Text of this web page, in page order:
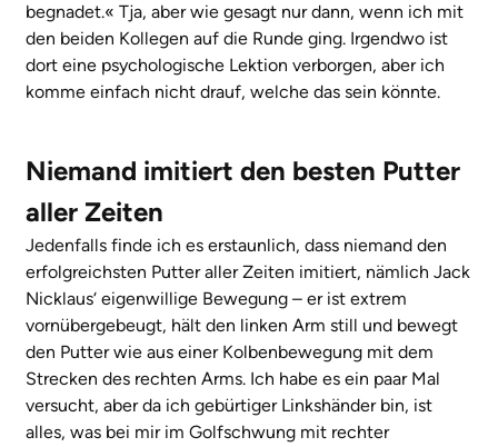
begnadet.« Tja, aber wie gesagt nur dann, wenn ich mit
den beiden Kollegen auf die Runde ging. Irgendwo ist
dort eine psychologische Lektion verborgen, aber ich
komme einfach nicht drauf, welche das sein könnte.
Niemand imitiert den besten Putter
aller Zeiten
Jedenfalls finde ich es erstaunlich, dass niemand den
erfolgreichsten Putter aller Zeiten imitiert, nämlich Jack
Nicklaus‘ eigenwillige Bewegung – er ist extrem
vornübergebeugt, hält den linken Arm still und bewegt
den Putter wie aus einer Kolbenbewegung mit dem
Strecken des rechten Arms. Ich habe es ein paar Mal
versucht, aber da ich gebürtiger Linkshänder bin, ist
alles, was bei mir im Golfschwung mit rechter